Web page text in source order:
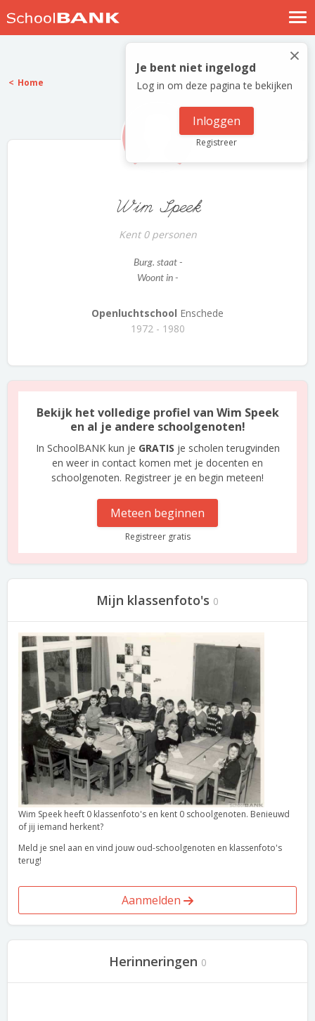
Nostalgische verhalen
Log in
Meld je gratis aan
×
Je bent niet ingelogd
Log in om deze pagina te bekijken
Inloggen
Registreer
Home
Wim Speek
Kent 0 personen
Burg. staat -
Woont in -
Openluchtschool Enschede
1972 - 1980
Bekijk het volledige profiel van Wim Speek
en al je andere schoolgenoten!
In SchoolBANK kun je GRATIS je scholen terugvinden
en weer in contact komen met je docenten en
schoolgenoten. Registreer je en begin meteen!
Meteen beginnen
Registreer gratis
Mijn klassenfoto's 0
Wim Speek heeft 0 klassenfoto's en kent 0 schoolgenoten. Benieuwd
of jij iemand herkent?
Meld je snel aan en vind jouw oud-schoolgenoten en klassenfoto's
terug!
Aanmelden
Herinneringen 0